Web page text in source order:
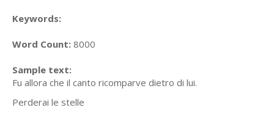
Keywords:
Word Count: 8000
Sample text:
Fu allora che il canto ricomparve dietro di lui.
Perderai le stelle